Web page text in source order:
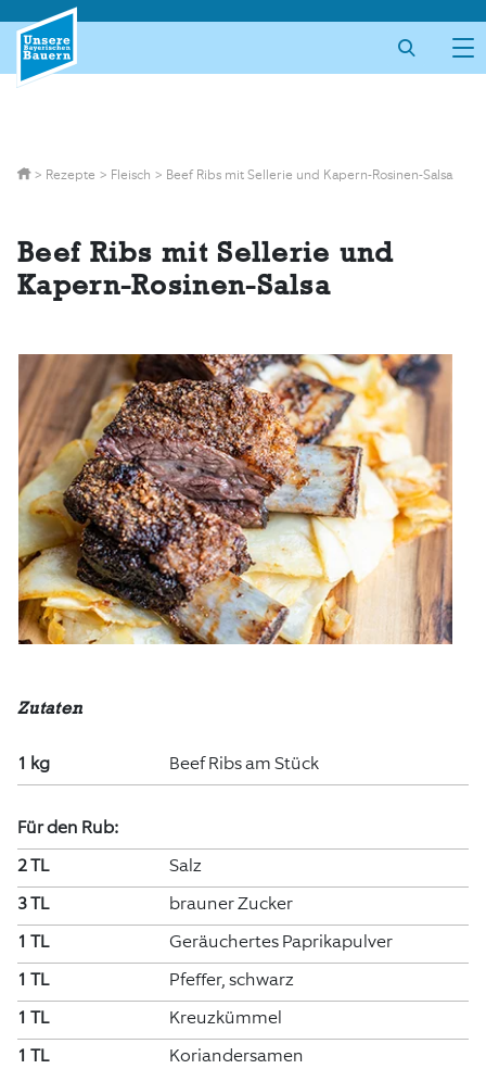
content
> Rezepte > Fleisch > Beef Ribs mit Sellerie und Kapern-Rosinen-Salsa
Beef Ribs mit Sellerie und
Kapern-Rosinen-Salsa
Zutaten
1 kg Beef Ribs am Stück
Für den Rub:
2 TL
Salz
3 TL
brauner Zucker
1 TL
Geräuchertes Paprikapulver
1 TL
Pfeffer, schwarz
1 TL
Kreuzkümmel
1 TL
Koriandersamen